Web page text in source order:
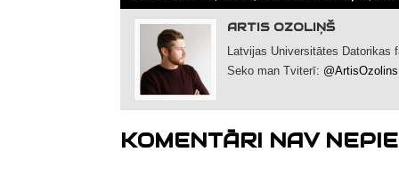
ARTIS OZOLIŅŠ
Latvijas Universitātes Datorikas
Seko man Tviterī: @ArtisOzolins
KOMENTĀRI NAV